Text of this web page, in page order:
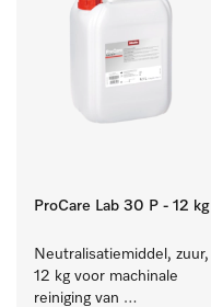
ProCare Lab 30 P - 12 kg
Neutralisatiemiddel, zuur,
12 kg voor machinale
reiniging van